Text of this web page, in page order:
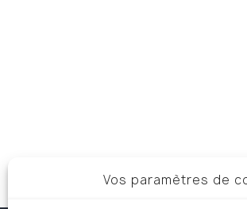
Vos paramètres de